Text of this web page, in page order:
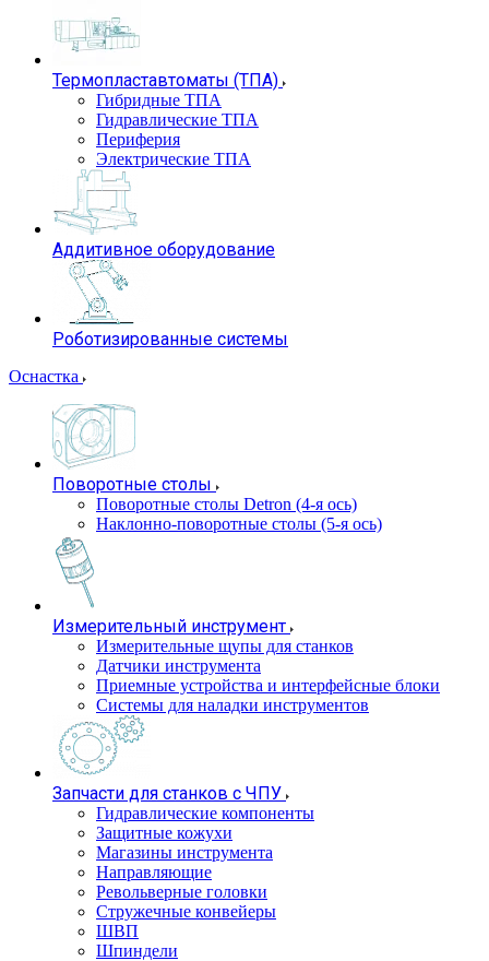
Термопластавтоматы (ТПА)
Гибридные ТПА
Гидравлические ТПА
Периферия
Электрические ТПА
Аддитивное оборудование
Роботизированные системы
Оснастка
Поворотные столы
Поворотные столы Detron (4-я ось)
Наклонно-поворотные столы (5-я ось)
Измерительный инструмент
Измерительные щупы для станков
Датчики инструмента
Приемные устройства и интерфейсные блоки
Системы для наладки инструментов
Запчасти для станков с ЧПУ
Гидравлические компоненты
Защитные кожухи
Магазины инструмента
Направляющие
Револьверные головки
Стружечные конвейеры
ШВП
Шпиндели